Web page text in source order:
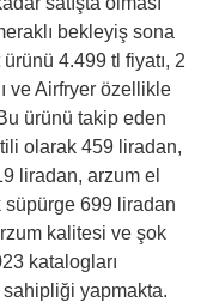
bekleyiş sona
4.499 tl fiyatı, 2
ve Airfryer özellikle
ürünü takip eden
olarak 459 liradan,
liradan, arzum el
699 liradan
kalitesi ve şok
katalogları
sahipliği yapmakta.